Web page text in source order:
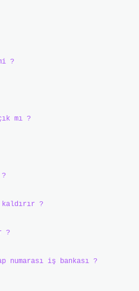
?
mı ?
kaldırır ?
?
numarası iş bankası ?